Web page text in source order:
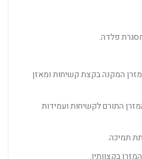
פלדה.
המקנה בקצת קשיחות ומאזן
צידי המזרן התורם לקשיחות ועמידות
תמיכה.
בקצוותיו.